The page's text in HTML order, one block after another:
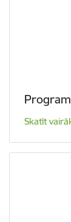
Skatīt